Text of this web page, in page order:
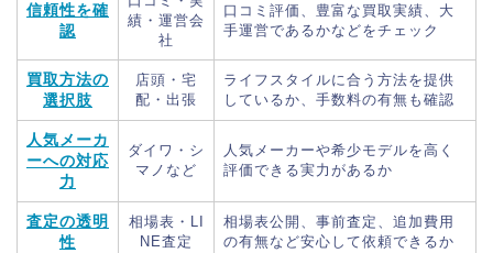
信頼性を確
認
績・運営会
社
口コミ評価、豊富な買取実績、大
手運営であるかなどをチェック
買取方法の
選択肢
店頭・宅
配・出張
ライフスタイルに合う方法を提供
しているか、手数料の有無も確認
人気メーカ
ーへの対応
力
ダイワ・シ
マノなど
人気メーカーや希少モデルを高く
評価できる実力があるか
査定の透明
性
相場表・LI
NE査定
相場表公開、事前査定、追加費用
の有無など安心して依頼できるか